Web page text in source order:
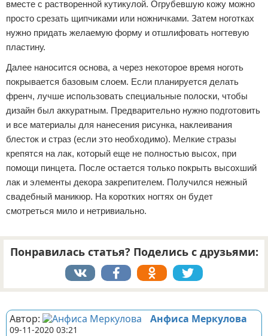
вместе с растворенной кутикулой. Огрубевшую кожу можно
просто срезать щипчиками или ножничками. Затем ноготках
нужно придать желаемую форму и отшлифовать ногтевую
пластину.
Далее наносится основа, а через некоторое время ноготь
покрывается базовым слоем. Если планируется делать
френч, лучше использовать специальные полоски, чтобы
дизайн был аккуратным. Предварительно нужно подготовить
и все материалы для нанесения рисунка, наклеивания
блесток и страз (если это необходимо). Мелкие стразы
крепятся на лак, который еще не полностью высох, при
помощи пинцета. После остается только покрыть высохший
лак и элементы декора закрепителем. Получился нежный
свадебный маникюр. На коротких ногтях он будет
смотреться мило и нетривиально.
Понравилась статья? Поделись с друзьями:
Автор: Анфиса Меркулова
09-11-2020 03:21